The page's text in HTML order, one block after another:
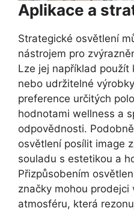
Aplikace a
Strategické osvětlení
nástrojem pro
Lze jej například použít
nebo udržitelné
preference určitých
hodnotami wellness a
odpovědnosti.
osvětlení posílit image
souladu s estetikou a
Přizpůsobením
značky mohou prodejci
atmosféru, která